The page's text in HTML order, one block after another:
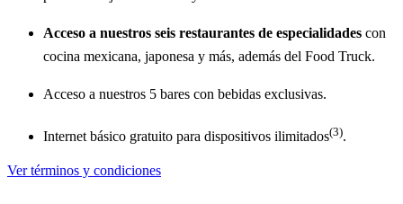
Acceso a nuestros seis restaurantes de especialidades con
cocina mexicana, japonesa y más, además del Food Truck.
Acceso a nuestros 5 bares con bebidas exclusivas.
Internet básico gratuito para dispositivos ilimitados(3).
Ver términos y condiciones